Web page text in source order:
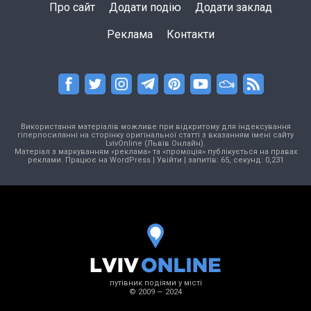
Про сайт Додати подію Додати заклад
Реклама Контакти
Використання матеріалів можливе при відкритому для індексування
гіперпосиланні на сторінку оригінальної статті з вказанням імені сайту
LvivOnline (Львів Онлайн).
Матеріал з маркуванням «реклама» та «промоція» публікується на правах
реклами. Працює на WordPress| Увійти | запитів: 65, секунд: 0,231
путівник подіями у місті
© 2009 — 2024